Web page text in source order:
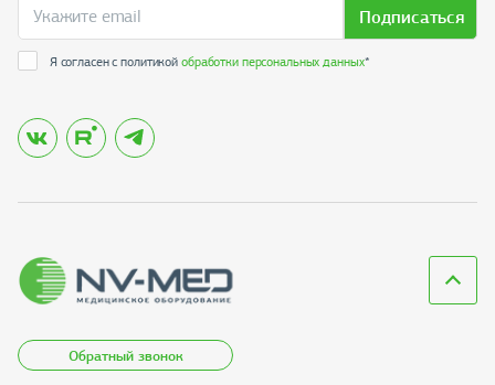
Подписаться
Я согласен с политикойобработки персональных данных*
Обратный звонок